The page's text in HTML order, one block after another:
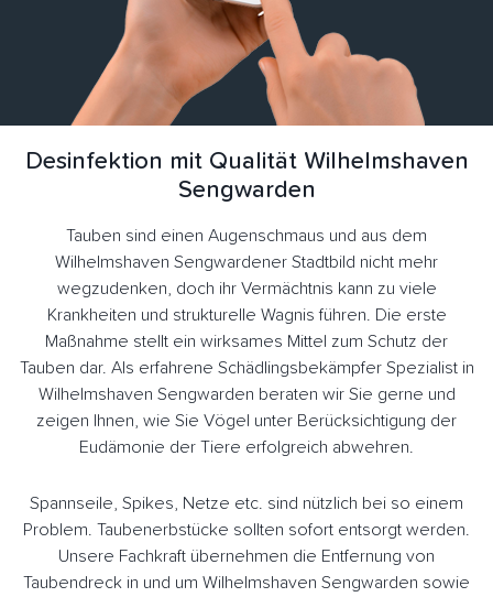
Desinfektion mit Qualität Wilhelmshaven
Sengwarden
Tauben sind einen Augenschmaus und aus dem
Wilhelmshaven Sengwardener Stadtbild nicht mehr
wegzudenken, doch ihr Vermächtnis kann zu viele
Krankheiten und strukturelle Wagnis führen. Die erste
Maßnahme stellt ein wirksames Mittel zum Schutz der
Tauben dar. Als erfahrene Schädlingsbekämpfer Spezialist in
Wilhelmshaven Sengwarden beraten wir Sie gerne und
zeigen Ihnen, wie Sie Vögel unter Berücksichtigung der
Eudämonie der Tiere erfolgreich abwehren.
Spannseile, Spikes, Netze etc. sind nützlich bei so einem
Problem. Taubenerbstücke sollten sofort entsorgt werden.
Unsere Fachkraft übernehmen die Entfernung von
Taubendreck in und um Wilhelmshaven Sengwarden sowie